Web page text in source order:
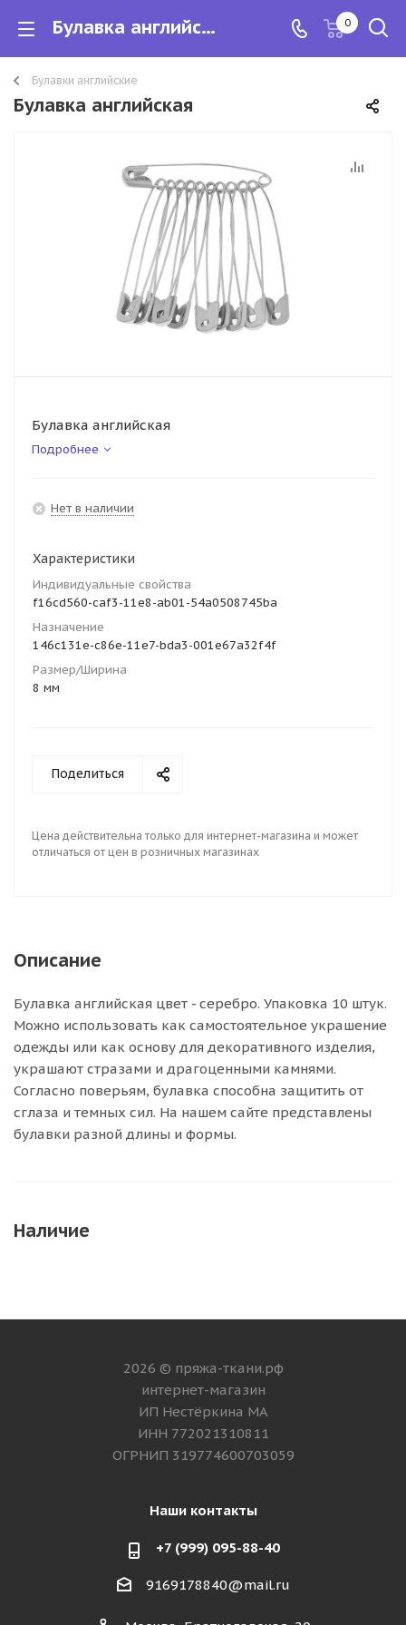
Булавка английская 0
Булавки английские
Булавка английская
Булавка английская
Подробнее
Нет в наличии
Характеристики
Индивидуальные свойства
f16cd560-caf3-11e8-ab01-54a0508745ba
Назначение
146c131e-c86e-11e7-bda3-001e67a32f4f
Размер/Ширина
8 мм
Поделиться
Цена действительна только для интернет-магазина и может
отличаться от цен в розничных магазинах
Описание
Булавка английская цвет - серебро. Упаковка 10 штук.
Можно использовать как самостоятельное украшение
одежды или как основу для декоративного изделия,
украшают стразами и драгоценными камнями.
Согласно поверьям, булавка способна защитить от
сглаза и темных сил. На нашем сайте представлены
булавки разной длины и формы.
Наличие
2026 © пряжа-ткани.рф
интернет-магазин
ИП Нестёркина МА
ИНН 772021310811
ОГРНИП 319774600703059
Наши контакты
+7 (999) 095-88-40
9169178840@mail.ru